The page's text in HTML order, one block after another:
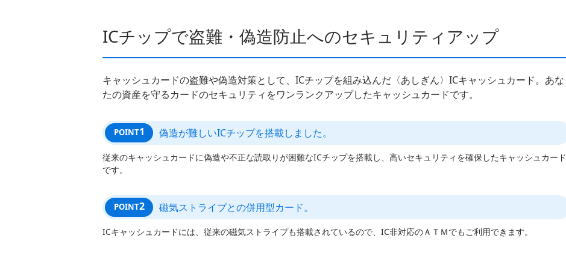
ICチップで盗難・偽造防止へのセキュリティアップ
キャッシュカードの盗難や偽造対策として、ICチップを組み込んだ〈あしぎん〉ICキャッシュカード。あな
たの資産を守るカードのセキュリティをワンランクアップしたキャッシュカードです。
POINT1 偽造が難しいICチップを搭載しました。
従来のキャッシュカードに偽造や不正な読取りが困難なICチップを搭載し、高いセキュリティを確保したキャッシュカード
です。
POINT2 磁気ストライプとの併用型カード。
ICキャッシュカードには、従来の磁気ストライプも搭載されているので、IC非対応のＡＴＭでもご利用できます。